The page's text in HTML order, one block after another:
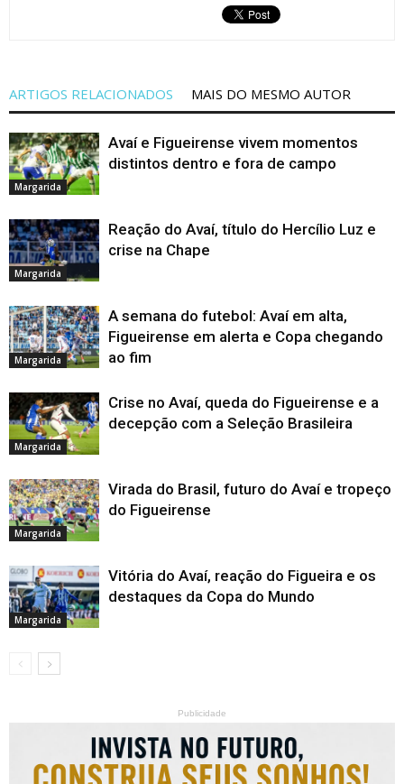
ARTIGOS RELACIONADOS MAIS DO MESMO AUTOR
Margarida
Avaí e Figueirense vivem momentos
distintos dentro e fora de campo
Margarida
Reação do Avaí, título do Hercílio Luz e
crise na Chape
Margarida
A semana do futebol: Avaí em alta,
Figueirense em alerta e Copa chegando
ao fim
Margarida
Crise no Avaí, queda do Figueirense e a
decepção com a Seleção Brasileira
Margarida
Virada do Brasil, futuro do Avaí e tropeço
do Figueirense
Margarida
Vitória do Avaí, reação do Figueira e os
destaques da Copa do Mundo
Publicidade